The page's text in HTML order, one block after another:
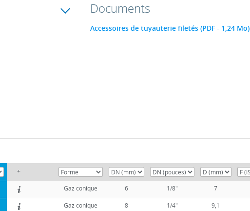
Documents
Accessoires de tuyauterie filetés (PDF - 1,24 Mo)
+
Gaz conique 6 1/8" 7
Gaz conique 8 1/4" 9,1